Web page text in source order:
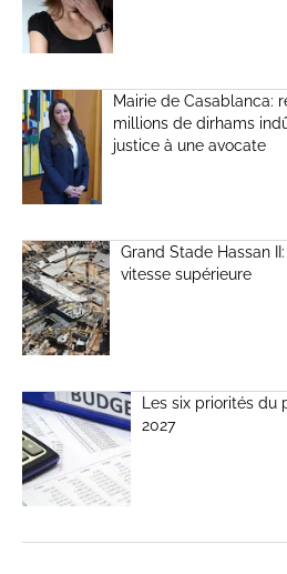
Mairie de Casablanca:
millions de dirhams
justice à une avocate
Grand Stade Hassan
vitesse supérieure
Les six priorités
2027